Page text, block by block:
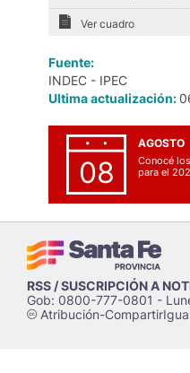
Ver cuadro
Fuente:
INDEC - IPEC
Ultima actualización:
08
AGOSTO
Conocé
para el
RSS / SUSCRIPCIÓN A
Gob: 0800-777-0801 -
cAtribución-